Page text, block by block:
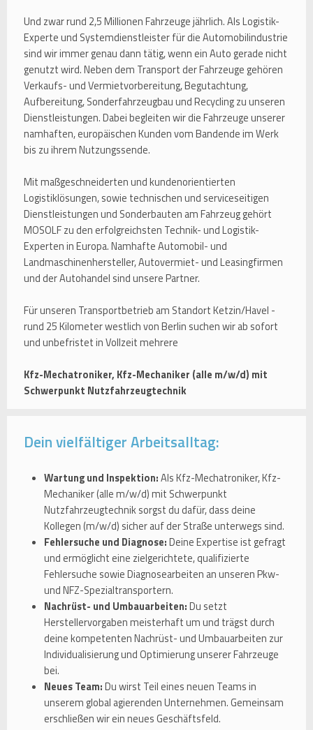
Und zwar rund 2,5 Millionen Fahrzeuge jährlich. Als Logistik-
Experte und Systemdienstleister für die Automobilindustrie
sind wir immer genau dann tätig, wenn ein Auto gerade nicht
genutzt wird. Neben dem Transport der Fahrzeuge gehören
Verkaufs- und Vermietvorbereitung, Begutachtung,
Aufbereitung, Sonderfahrzeugbau und Recycling zu unseren
Dienstleistungen. Dabei begleiten wir die Fahrzeuge unserer
namhaften, europäischen Kunden vom Bandende im Werk
bis zu ihrem Nutzungssende.
Mit maßgeschneiderten und kundenorientierten
Logistiklösungen, sowie technischen und serviceseitigen
Dienstleistungen und Sonderbauten am Fahrzeug gehört
MOSOLF zu den erfolgreichsten Technik- und Logistik-
Experten in Europa. Namhafte Automobil- und
Landmaschinenhersteller, Autovermiet- und Leasingfirmen
und der Autohandel sind unsere Partner.
Für unseren Transportbetrieb am Standort Ketzin/Havel -
rund 25 Kilometer westlich von Berlin suchen wir ab sofort
und unbefristet in Vollzeit mehrere
Kfz-Mechatroniker, Kfz-Mechaniker (alle m/w/d) mit
Schwerpunkt Nutzfahrzeugtechnik
Dein vielfältiger Arbeitsalltag:
Wartung und Inspektion:Als Kfz-Mechatroniker, Kfz-
Mechaniker (alle m/w/d) mit Schwerpunkt
Nutzfahrzeugtechnik sorgst du dafür, dass deine
Kollegen (m/w/d) sicher auf der Straße unterwegs sind.
Fehlersuche und Diagnose:Deine Expertise ist gefragt
und ermöglicht eine zielgerichtete, qualifizierte
Fehlersuche sowie Diagnosearbeiten an unseren Pkw-
und NFZ-Spezialtransportern.
Nachrüst- und Umbauarbeiten:Du setzt
Herstellervorgaben meisterhaft um und trägst durch
deine kompetenten Nachrüst- und Umbauarbeiten zur
Individualisierung und Optimierung unserer Fahrzeuge
bei.
Neues Team:Du wirst Teil eines neuen Teams in
unserem global agierenden Unternehmen. Gemeinsam
erschließen wir ein neues Geschäftsfeld.